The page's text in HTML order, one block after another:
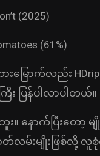
(2025)
(61%)
ကားမြောက်လည်း
ြီး ပြန်ပါလာပါတယ်။
။ နောက်ပြီးတော့
လမ်းမျိုးဖြစ်လို့ လူ